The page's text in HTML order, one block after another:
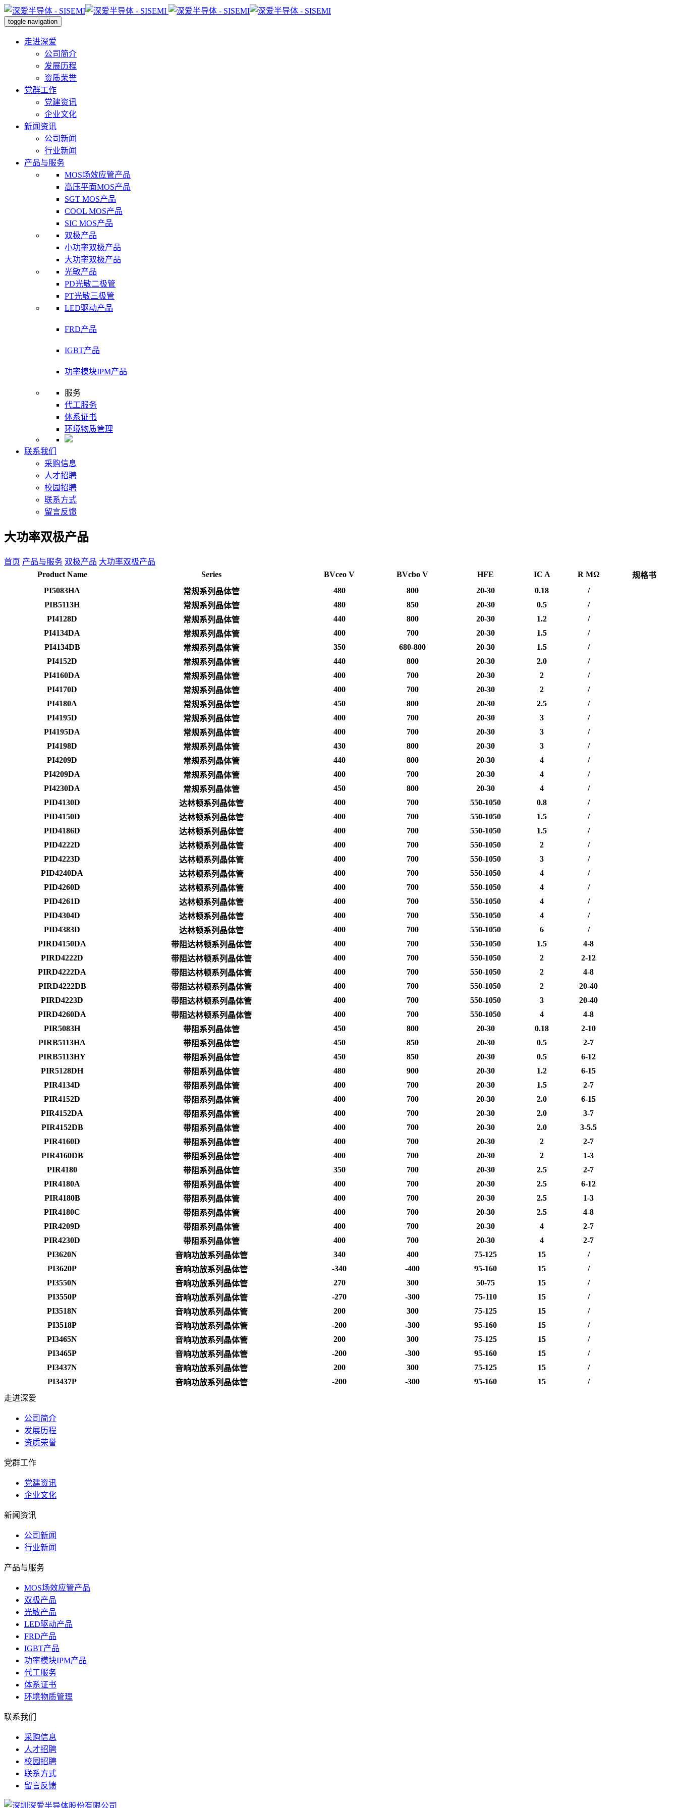
toggle navigation
走进深爱
公司简介
发展历程
资质荣誉
党群工作
党建资讯
企业文化
新闻资讯
公司新闻
行业新闻
产品与服务
MOS场效应管产品
高压平面MOS产品
SGT MOS产品
COOL MOS产品
SIC MOS产品
双极产品
小功率双极产品
大功率双极产品
光敏产品
PD光敏二极管
PT光敏三极管
LED驱动产品
FRD产品
IGBT产品
功率模块IPM产品
服务
代工服务
体系证书
环境物质管理
联系我们
采购信息
人才招聘
校园招聘
联系方式
留言反馈
大功率双极产品
首页 产品与服务 双极产品 大功率双极产品
Product Name
Series BVceo V BVcbo V HFE IC A R MΩ
规格书
PI5083HA
常规系列晶体管 480 800 20-30 0.18
/
PIB5113H
常规系列晶体管 480 850 20-30 0.5
/
PI4128D
常规系列晶体管 440 800 20-30 1.2
/
PI4134DA
常规系列晶体管 400 700 20-30 1.5
/
PI4134DB
常规系列晶体管 350 680-800 20-30 1.5
/
PI4152D
常规系列晶体管 440 800 20-30 2.0
/
PI4160DA
常规系列晶体管 400 700 20-30 2
/
PI4170D
常规系列晶体管 400 700 20-30 2
/
PI4180A
常规系列晶体管 450 800 20-30 2.5
/
PI4195D
常规系列晶体管 400 700 20-30 3
/
PI4195DA
常规系列晶体管 400 700 20-30 3
/
PI4198D
常规系列晶体管 430 800 20-30 3
/
PI4209D
常规系列晶体管 440 800 20-30 4
/
PI4209DA
常规系列晶体管 400 700 20-30 4
/
PI4230DA
常规系列晶体管 450 800 20-30 4
/
PID4130D
达林顿系列晶体管 400 700 550-1050 0.8
/
PID4150D
达林顿系列晶体管 400 700 550-1050 1.5
/
PID4186D
达林顿系列晶体管 400 700 550-1050 1.5
/
PID4222D
达林顿系列晶体管 400 700 550-1050 2
/
PID4223D
达林顿系列晶体管 400 700 550-1050 3
/
PID4240DA
达林顿系列晶体管 400 700 550-1050 4
/
PID4260D
达林顿系列晶体管 400 700 550-1050 4
/
PID4261D
达林顿系列晶体管 400 700 550-1050 4
/
PID4304D
达林顿系列晶体管 400 700 550-1050 4
/
PID4383D
达林顿系列晶体管 400 700 550-1050 6
/
PIRD4150DA
带阻达林顿系列晶体管 400 700 550-1050 1.5
4-8
PIRD4222D
带阻达林顿系列晶体管 400 700 550-1050 2
2-12
PIRD4222DA
带阻达林顿系列晶体管 400 700 550-1050 2
4-8
PIRD4222DB
带阻达林顿系列晶体管 400 700 550-1050 2
20-40
PIRD4223D
带阻达林顿系列晶体管 400 700 550-1050 3
20-40
PIRD4260DA
带阻达林顿系列晶体管 400 700 550-1050 4
4-8
PIR5083H
带阻系列晶体管 450 800 20-30 0.18
2-10
PIRB5113HA
带阻系列晶体管 450 850 20-30 0.5
2-7
PIRB5113HY
带阻系列晶体管 450 850 20-30 0.5
6-12
PIR5128DH
带阻系列晶体管 480 900 20-30 1.2
6-15
PIR4134D
带阻系列晶体管 400 700 20-30 1.5
2-7
PIR4152D
带阻系列晶体管 400 700 20-30 2.0
6-15
PIR4152DA
带阻系列晶体管 400 700 20-30 2.0
3-7
PIR4152DB
带阻系列晶体管 400 700 20-30 2.0
3-5.5
PIR4160D
带阻系列晶体管 400 700 20-30 2
2-7
PIR4160DB
带阻系列晶体管 400 700 20-30 2
1-3
PIR4180
带阻系列晶体管 350 700 20-30 2.5
2-7
PIR4180A
带阻系列晶体管 400 700 20-30 2.5
6-12
PIR4180B
带阻系列晶体管 400 700 20-30 2.5
1-3
PIR4180C
带阻系列晶体管 400 700 20-30 2.5
4-8
PIR4209D
带阻系列晶体管 400 700 20-30 4
2-7
PIR4230D
带阻系列晶体管 400 700 20-30 4
2-7
PI3620N
音响功放系列晶体管 340 400 75-125 15
/
PI3620P
音响功放系列晶体管 -340 -400 95-160 15
/
PI3550N
音响功放系列晶体管 270 300 50-75 15
/
PI3550P
音响功放系列晶体管 -270 -300 75-110 15
/
PI3518N
音响功放系列晶体管 200 300 75-125 15
/
PI3518P
音响功放系列晶体管 -200 -300 95-160 15
/
PI3465N
音响功放系列晶体管 200 300 75-125 15
/
PI3465P
音响功放系列晶体管 -200 -300 95-160 15
/
PI3437N
音响功放系列晶体管 200 300 75-125 15
/
PI3437P
音响功放系列晶体管 -200 -300 95-160 15
/
走进深爱
公司简介
发展历程
资质荣誉
党群工作
党建资讯
企业文化
新闻资讯
公司新闻
行业新闻
产品与服务
MOS场效应管产品
双极产品
光敏产品
LED驱动产品
FRD产品
IGBT产品
功率模块IPM产品
代工服务
体系证书
环境物质管理
联系我们
采购信息
人才招聘
校园招聘
联系方式
留言反馈